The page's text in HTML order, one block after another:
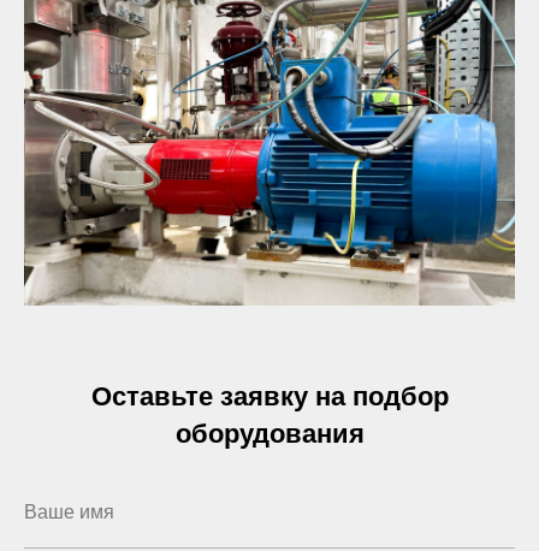
Оставьте заявку на подбор
оборудования